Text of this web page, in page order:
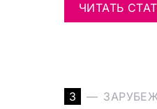
ЧИТАТЬ
З